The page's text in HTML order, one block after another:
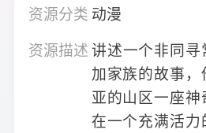
资源分类 动漫
资源描述讲述一个非同
加家族的故事
亚的山区一座
在一个充满活